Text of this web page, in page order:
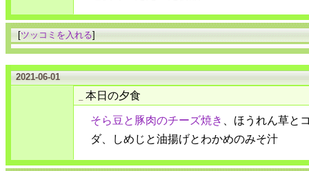
[ツッコミを入れる]
2021-06-01
本日の夕食
そら豆と豚肉のチーズ焼き
、ほうれん草と
ダ、しめじと油揚げとわかめのみそ汁